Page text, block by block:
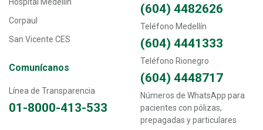
Corpaul
San Vicente CES
Comunícanos
Línea de Transparencia
01-8000-413-533
(604) 4482626
Teléfono Medellín
(604) 4441333
Teléfono Rionegro
(604) 4448717
Números de WhatsApp para
pacientes con pólizas,
prepagadas y particulares